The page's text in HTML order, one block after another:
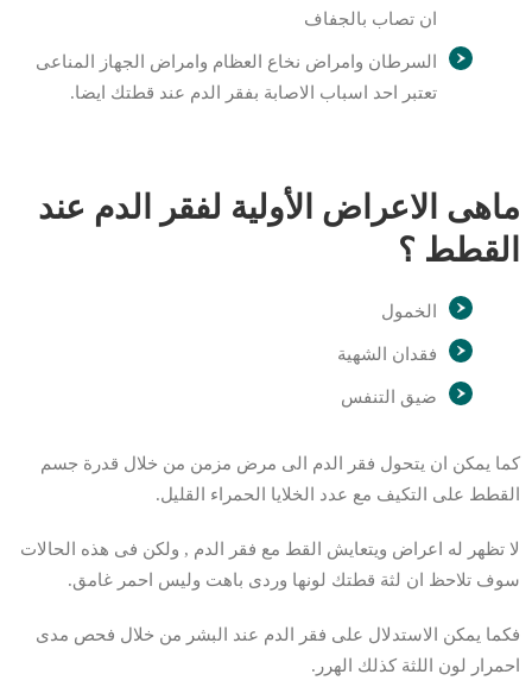
ان تصاب بالجفاف
السرطان وامراض نخاع العظام وامراض الجهاز المناعى
تعتبر احد اسباب الاصابة بفقر الدم عند قطتك ايضا.
ماهى الاعراض الأولية لفقر الدم عند
القطط ؟
الخمول
فقدان الشهية
ضيق التنفس
كما يمكن ان يتحول فقر الدم الى مرض مزمن من خلال قدرة جسم
القطط على التكيف مع عدد الخلايا الحمراء القليل.
لا تظهر له اعراض ويتعايش القط مع فقر الدم , ولكن فى هذه الحالات
سوف تلاحظ ان لثة قطتك لونها وردى باهت وليس احمر غامق.
فكما يمكن الاستدلال على فقر الدم عند البشر من خلال فحص مدى
احمرار لون اللثة كذلك الهرر.